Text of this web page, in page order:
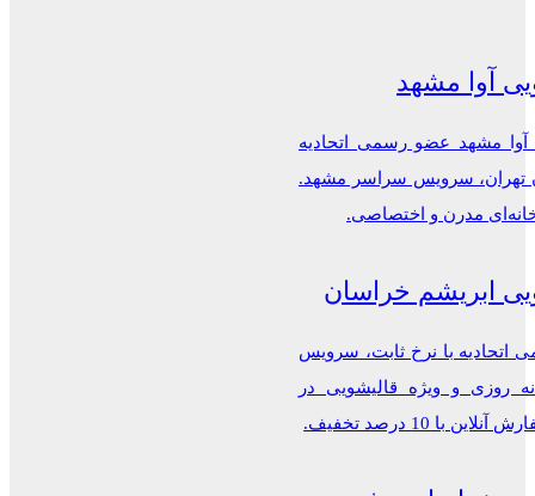
آوا مشهد
آوا مشهد عضو رسمی اتحادیه
تهران، سرویس سراسر مشهد.
مدرن و اختصاصی.
ابریشم خراسان
اتحادیه با نرخ ثابت، سرویس
روزی و ویژه قالیشویی در
با 10 درصد تخفیف.